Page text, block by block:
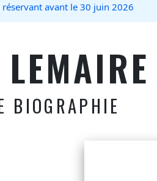
avant le 30 juin 2026
BIOGRAPHIE